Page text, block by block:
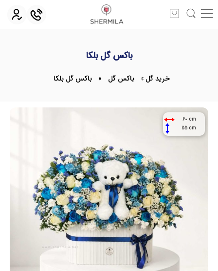
باکس گل بلکا
خرید گل » باکس گل » باکس گل بلکا
60 cm
55 cm